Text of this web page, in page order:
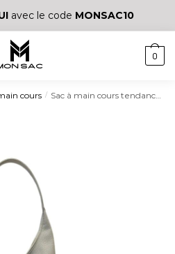
avec le code MONSAC10
0
cours / Sac à main cours tendance ensemble de deux pièces